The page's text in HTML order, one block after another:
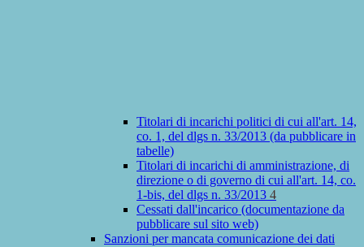
Titolari di incarichi politici di cui all'art. 14,
co. 1, del dlgs n. 33/2013 (da pubblicare in
tabelle)
Titolari di incarichi di amministrazione, di
direzione o di governo di cui all'art. 14, co.
1-bis, del dlgs n. 33/2013 4
Cessati dall'incarico (documentazione da
pubblicare sul sito web)
Sanzioni per mancata comunicazione dei dati